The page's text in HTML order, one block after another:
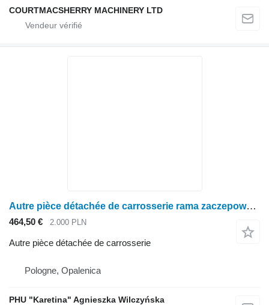
COURTMACSHERRY MACHINERY LTD
Autre pièce détachée de carrosserie rama zaczepowa krótka pour tracteur à roues John Deere 6000 7000
464,50 € 2.000 PLN
Autre pièce détachée de carrosserie
Pologne, Opalenica
PHU "Karetina" Agnieszka Wilczyńska